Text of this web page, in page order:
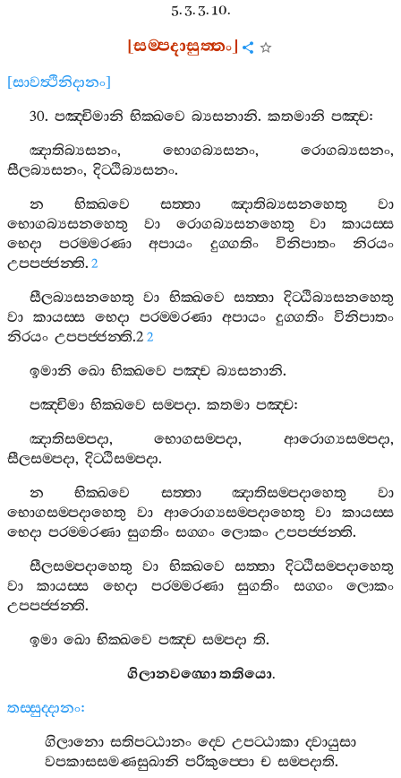
5. 3. 3. 10.
[සම‍්පදාසුත‍්තං]
[සාවත්‍ථිනිදානං]
30. පඤ‍්චිමානි භික‍්ඛවෙ බ්‍යසනානි. කතමානි පඤ‍්ච:
ඤාතිබ්‍යසනං, භොගබ්‍යසනං, රොගබ්‍යසනං,
සීලබ්‍යසනං, දිට‍්ඨිබ්‍යසනං.
න
භික‍්ඛවෙ සත‍්තා ඤාතිබ්‍යසනහෙතු
වා
භොගබ්‍යසනහෙතු
වා රොගබ්‍යසනහෙතු වා
කායස‍්ස
භෙදා
පරම‍්මරණා අපායං දුග‍්ගතිං විනිපාතං
නිරයං
උපපජ‍්ජන‍්ති. 2
සීලබ්‍යසනහෙතු වා භික‍්ඛවෙ සත‍්තා දිට‍්ඨිබ්‍යසනහෙතු
වා කායස‍්ස භෙදා පරම‍්මරණා අපායං දුග‍්ගතිං විනිපාතං
නිරයං උපපජ‍්ජන‍්ති.2 2
ඉමානි ඛො භික‍්ඛවෙ පඤ‍්ච බ්‍යසනානි.
පඤ‍්චිමා භික‍්ඛවෙ සම‍්පදා. කතමා පඤ‍්ච:
ඤාතිසම‍්පදා,භොගසම‍්පදා, ආරොග්‍යසම‍්පදා,
සීලසම‍්පදා, දිට‍්ඨිසම‍්පදා.
න
භික‍්ඛවෙ සත‍්තා ඤාතිසම‍්පදාහෙතු
වා
භොගසම‍්පදාහෙතු
වා ආරොග්‍යසම‍්පදාහෙතු වා
කායස‍්ස
භෙදා පරම‍්මරණා සුගතිං සග‍්ගං ලොකං උපපජ‍්ජන‍්ති.
සීලසම‍්පදාහෙතු
වා භික‍්ඛවෙ සත‍්තා
දිට‍්ඨිසම‍්පදාහෙතු
වා
කායස‍්ස භෙදා පරම‍්මරණා සුගතිං සග‍්ගං
ලොකං
උපපජ‍්ජන‍්ති.
ඉමා ඛො භික‍්ඛවෙ පඤ‍්ච සම‍්පදා ති.
ගිලානවග‍්ගොතතියො.
තස‍්සුද‍්දානං:
ගිලානො සතිපට‍්ඨානං ද‍්වෙ උපට‍්ඨාකා ද‍්වායුසා
වපකාසසමණසුඛානි පරිකුප‍්පො ච සම‍්පදාති.